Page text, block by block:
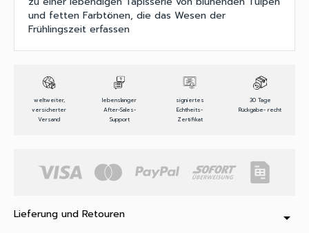
und fetten Farbtönen, die das Wesen der
Frühlingszeit erfassen
weltweiter,
versicherter
Versand
lebenslanger
After-Sales-
Support
signiertes
Echtheits-
Zertifikat
30 Tage
Rückgabe- recht
Lieferung und Retouren arrow_drop_down